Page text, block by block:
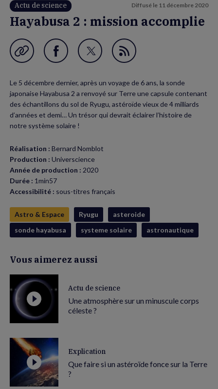
Actu de science Diffusé le 11 décembre 2020
Hayabusa 2 : mission accomplie
Garder en favori
Partager
Facebook
(nouvelle
fenêtre)
Partager
Twitter
(nouvelle
fenêtre)
Flux
Le 5 décembre dernier, après un voyage de 6 ans, la sonde
japonaise Hayabusa 2 a renvoyé sur Terre une capsule contenant
des échantillons du sol de Ryugu, astéroïde vieux de 4 milliards
d’années et demi… Un trésor qui devrait éclairer l’histoire de
notre système solaire !
Réalisation : Bernard Nomblot
Production : Universcience
Année de production : 2020
Durée : 1min57
Accessibilité : sous-titres français
Astro & Espace Ryugu
asteroide
sonde hayabusa
systeme solaire astronautique
Vous aimerez aussi
Actu de science
Une atmosphère sur un minuscule corps
céleste ?
Explication
Que faire si un astéroïde fonce sur la Terre
?